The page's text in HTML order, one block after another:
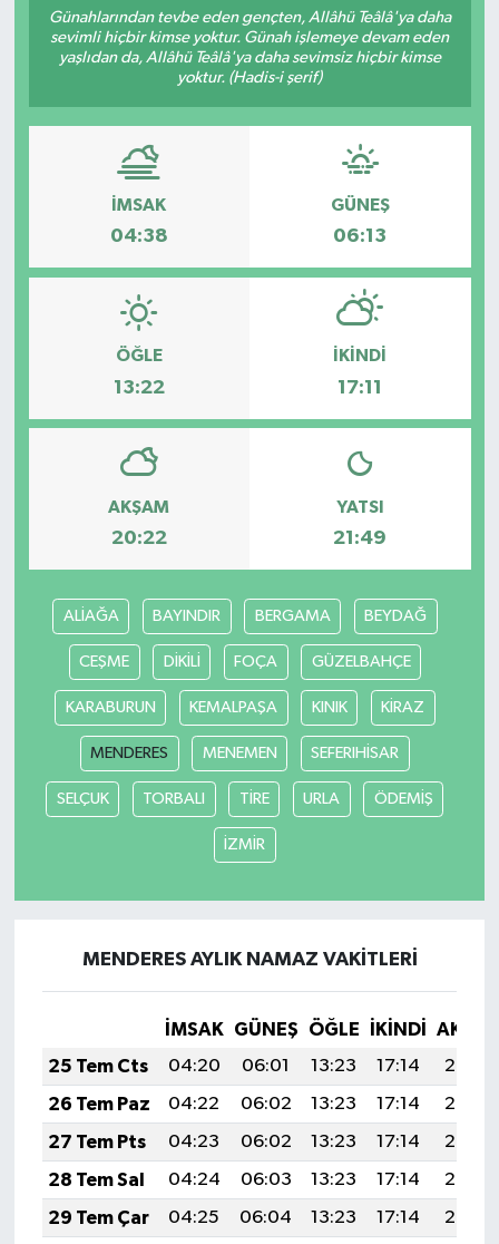
Günahlarından tevbe eden gençten, Allâhü Teâlâ'ya daha
sevimli hiçbir kimse yoktur. Günah işlemeye devam eden
yaşlıdan da, Allâhü Teâlâ'ya daha sevimsiz hiçbir kimse
yoktur. (Hadis-i şerif)
İMSAK
04:38
GÜNEŞ
06:13
ÖĞLE
13:22
İKINDI
17:11
AKŞAM
20:22
YATSI
21:49
ALİAĞA BAYINDIR BERGAMA BEYDAĞ
CEŞME DİKİLİ FOÇA GÜZELBAHÇE
KARABURUN KEMALPAŞA KINIK KİRAZ
MENDERES MENEMEN SEFERIHİSAR
SELÇUK TORBALI TİRE URLA ÖDEMİŞ
İZMİR
MENDERES AYLIK NAMAZ VAKITLERI
İMSAK GÜNEŞ ÖĞLE İKINDI
25 Tem Cts
04:20 06:01 13:23 17:14
20:35
26 Tem Paz
04:22 06:02 13:23 17:14
20:34
27 Tem Pts
04:23 06:02 13:23 17:14
20:34
28 Tem Sal
04:24 06:03 13:23 17:14
20:33
29 Tem Çar
04:25 06:04 13:23 17:14
20:32